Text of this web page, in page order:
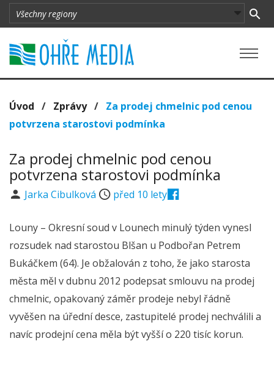
Úvod / Zprávy/ Za prodej chmelnic pod cenou
potvrzena starostovi podmínka
Za prodej chmelnic pod cenou
potvrzena starostovi podmínka
Jarka Cibulková před 10 lety
Louny – Okresní soud v Lounech minulý týden vynesl
rozsudek nad starostou Blšan u Podbořan Petrem
Bukáčkem (64). Je obžalován z toho, že jako starosta
města měl v dubnu 2012 podepsat smlouvu na prodej
chmelnic, opakovaný záměr prodeje nebyl řádně
vyvěšen na úřední desce, zastupitelé prodej nechválili a
navíc prodejní cena měla být vyšší o 220 tisíc korun.